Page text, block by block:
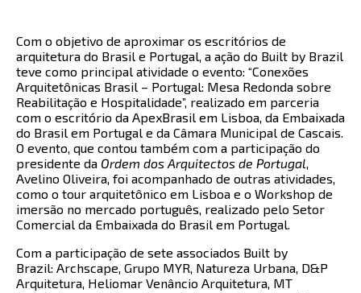
Com o objetivo de aproximar os escritórios de
arquitetura do Brasil e Portugal, a ação do Built by Brazil
teve como principal atividade o evento: “Conexões
Arquitetônicas Brasil – Portugal: Mesa Redonda sobre
Reabilitação e Hospitalidade”, realizado em parceria
com o escritório da ApexBrasil em Lisboa, da Embaixada
do Brasil em Portugal e da Câmara Municipal de Cascais.
O evento, que contou também com a participação do
presidente da Ordem dos Arquitectos de Portugal,
Avelino Oliveira, foi acompanhado de outras atividades,
como o tour arquitetônico em Lisboa e o Workshop de
imersão no mercado português, realizado pelo Setor
Comercial da Embaixada do Brasil em Portugal.
Com a participação de sete associados Built by
Brazil: Archscape, Grupo MYR, Natureza Urbana, D&P
Arquitetura, Heliomar Venâncio Arquitetura, MT